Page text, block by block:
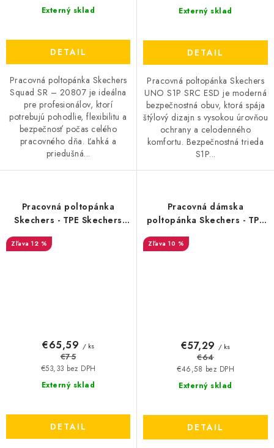
Externý sklad
DETAIL
Pracovná poltopánka Skechers
Squad SR – 20807 je ideálna
pre profesionálov, ktorí
potrebujú pohodlie, flexibilitu a
bezpečnosť počas celého
pracovného dňa. Ľahká a
priedušná...
Externý sklad
DETAIL
Pracovná poltopánka Skechers
UNO S1P SRC ESD je moderná
bezpečnostná obuv, ktorá spája
štýlový dizajn s vysokou úrovňou
ochrany a celodenného
komfortu. Bezpečnostná trieda
S1P...
Pracovná poltopánka
Skechers - TPE Skechers
- 20826
12 %
Externý sklad
€53,33 bez DPH
€65,59 / ks
€75
DETAIL
Pracovná dámska
poltopánka Skechers - TPE
OB E FO SRC - 20825
10 %
Externý sklad
€46,58 bez DPH
€57,29 / ks
€64
DETAIL